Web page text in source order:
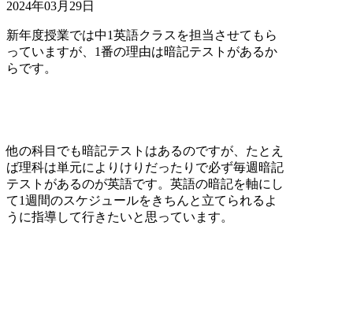
2024年03月29日
新年度授業では中1英語クラスを担当させてもら
っていますが、1番の理由は暗記テストがあるか
らです。
他の科目でも暗記テストはあるのですが、たとえ
ば理科は単元によりけりだったりで必ず毎週暗記
テストがあるのが英語です。英語の暗記を軸にし
て1週間のスケジュールをきちんと立てられるよ
うに指導して行きたいと思っています。